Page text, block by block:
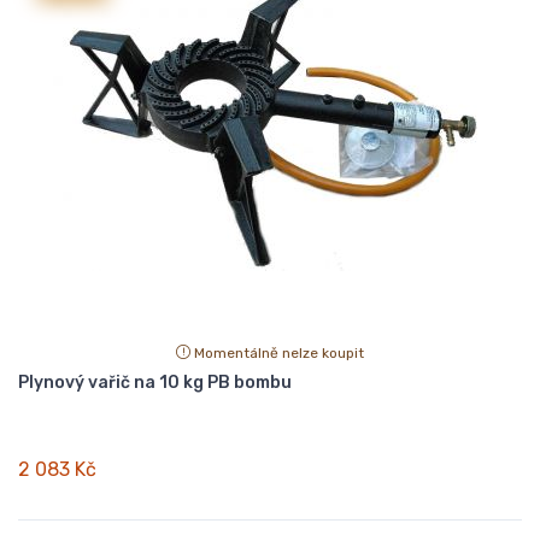
Momentálně nelze koupit
Plynový vařič na 10 kg PB bombu
2 083 Kč